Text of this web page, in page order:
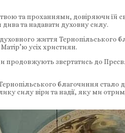
та проханнями, довіряючи їй
та надавати духовну силу.
життя Тернопільського
усіх християн.
звертатись до
благочиння
силу віри та надії, яку ми